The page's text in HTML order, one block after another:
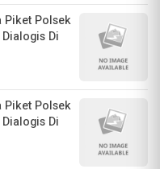
Piket Polsek
Di
Piket Polsek
Di